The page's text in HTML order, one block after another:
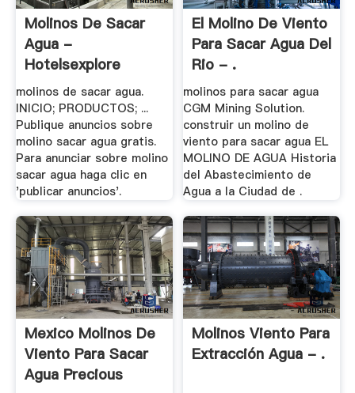
Molinos De Sacar
Agua -
Hotelsexplore
molinos de sacar agua.
INICIO; PRODUCTOS; ...
Publique anuncios sobre
molino sacar agua gratis.
Para anunciar sobre molino
sacar agua haga clic en
'publicar anuncios'.
El Molino De Viento
Para Sacar Agua Del
Rio - .
molinos para sacar agua
CGM Mining Solution.
construir un molino de
viento para sacar agua EL
MOLINO DE AGUA Historia
del Abastecimiento de
Agua a la Ciudad de .
Mexico Molinos De
Viento Para Sacar
Agua Precious
Molinos Viento Para
Extracción Agua - .